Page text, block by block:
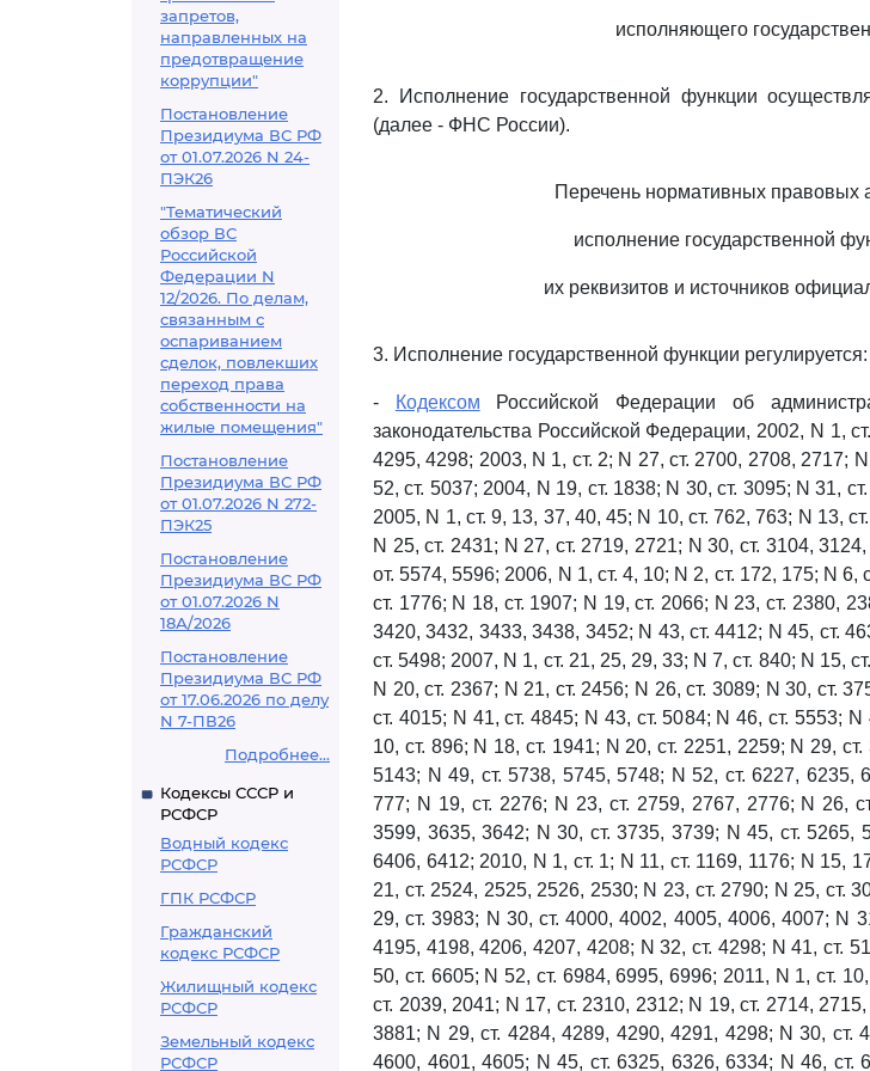
запретов,
направленных на
предотвращение
коррупции"
Постановление
Президиума ВС РФ
от 01.07.2026 N 24-
ПЭК26
"Тематический
обзор ВС
Российской
Федерации N
12/2026. По делам,
связанным с
оспариванием
сделок, повлекших
переход права
собственности на
жилые помещения"
Постановление
Президиума ВС РФ
от 01.07.2026 N 272-
ПЭК25
Постановление
Президиума ВС РФ
от 01.07.2026 N
18А/2026
Постановление
Президиума ВС РФ
от 17.06.2026 по делу
N 7-ПВ26
Подробнее...
Кодексы СССР и
РСФСР
Водный кодекс
РСФСР
ГПК РСФСР
Гражданский
кодекс РСФСР
Жилищный кодекс
РСФСР
Земельный кодекс
РСФСР
исполняющего
2. Исполнение государственной функции
(далее - ФНС России).
Перечень нормативных правовых
исполнение государственной
их реквизитов и источников
3. Исполнение государственной функции регулируется:
- Кодексом Российской Федерации об
законодательства Российской Федерации, 2002, N 1,
4295, 4298; 2003, N 1, ст. 2; N 27, ст. 2700, 2708, 2717;
52, ст. 5037; 2004, N 19, ст. 1838; N 30, ст. 3095; N 31,
2005, N 1, ст. 9, 13, 37, 40, 45; N 10, ст. 762, 763; N 13,
N 25, ст. 2431; N 27, ст. 2719, 2721; N 30, ст. 3104,
от. 5574, 5596; 2006, N 1, ст. 4, 10; N 2, ст. 172, 175; N 6,
ст. 1776; N 18, ст. 1907; N 19, ст. 2066; N 23, ст. 2380,
3420, 3432, 3433, 3438, 3452; N 43, ст. 4412; N 45, ст.
ст. 5498; 2007, N 1, ст. 21, 25, 29, 33; N 7, ст. 840; N 15,
N 20, ст. 2367; N 21, ст. 2456; N 26, ст. 3089; N 30, ст.
ст. 4015; N 41, ст. 4845; N 43, ст. 5084; N 46, ст. 5553;
10, ст. 896; N 18, ст. 1941; N 20, ст. 2251, 2259; N 29,
5143; N 49, ст. 5738, 5745, 5748; N 52, ст. 6227, 6235,
777; N 19, ст. 2276; N 23, ст. 2759, 2767, 2776; N 26,
3599, 3635, 3642; N 30, ст. 3735, 3739; N 45, ст. 5265,
6406, 6412; 2010, N 1, ст. 1; N 11, ст. 1169, 1176; N 15,
21, ст. 2524, 2525, 2526, 2530; N 23, ст. 2790; N 25, ст.
29, ст. 3983; N 30, ст. 4000, 4002, 4005, 4006, 4007; N
4195, 4198, 4206, 4207, 4208; N 32, ст. 4298; N 41, ст.
50, ст. 6605; N 52, ст. 6984, 6995, 6996; 2011, N 1, ст.
ст. 2039, 2041; N 17, ст. 2310, 2312; N 19, ст. 2714,
3881; N 29, ст. 4284, 4289, 4290, 4291, 4298; N 30, ст.
4600, 4601, 4605; N 45, ст. 6325, 6326, 6334; N 46, ст.